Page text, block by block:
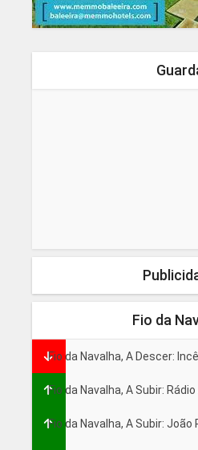
Fio da
Fio da Navalha, A Descer:
Fio da Navalha, A Subir:
Fio da Navalha, A Subir: João